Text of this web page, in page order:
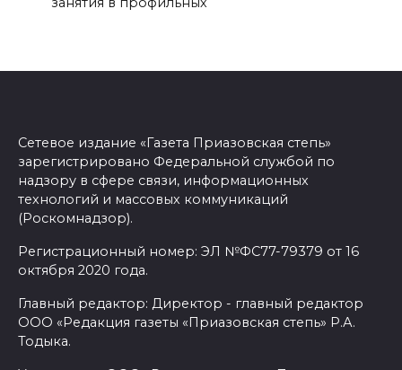
Сетевое издание «Газета Приазовская степь»
зарегистрировано Федеральной службой по
надзору в сфере связи, информационных
технологий и массовых коммуникаций
(Роскомнадзор).
Регистрационный номер: ЭЛ №ФС77-79379 от 16
октября 2020 года.
Главный редактор: Директор - главный редактор
ООО «Редакция газеты «Приазовская степь» Р.А.
Тодыка.